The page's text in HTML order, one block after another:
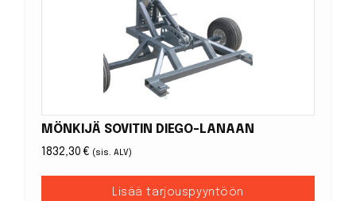
MÖNKIJÄ SOVITIN DIEGO-LANAAN
1832,30€ (sis. ALV)
Lisää tarjouspyyntöön